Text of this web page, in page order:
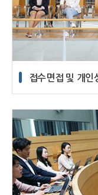
접수면접 및 개인